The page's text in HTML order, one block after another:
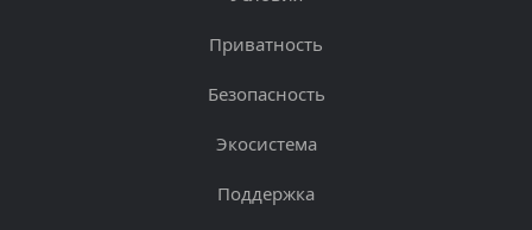
Приватность
Безопасность
Экосистема
Поддержка